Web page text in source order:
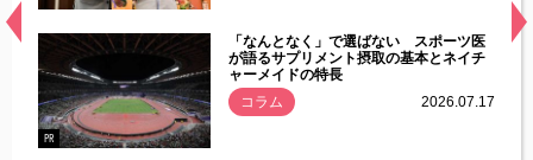
常
PR
「なんとなく」で選ばない スポーツ医
が語るサプリメント摂取の基本とネイチ
ャーメイドの特長
コラム
2026.07.17